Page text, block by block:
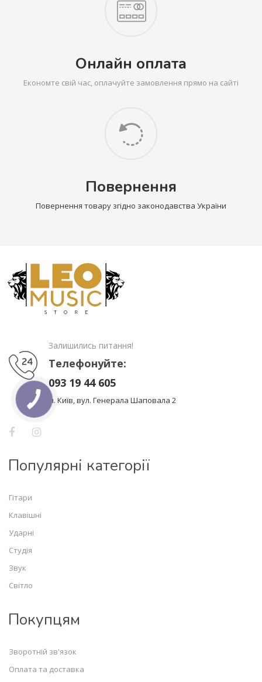
Онлайн оплата
Економте свій час, оплачуйте замовлення прямо на сайті
Повернення
Повернення товару згідно законодавства України
Залишились питання!
Телефонуйте:
093 19 44 605
м. Київ, вул. Генерала Шаповала 2
Популярні категорії
Гітари
Клавішні
Ударні
Студія
Звук
Світло
Покупцям
Зворотній зв'язок
Оплата та доставка